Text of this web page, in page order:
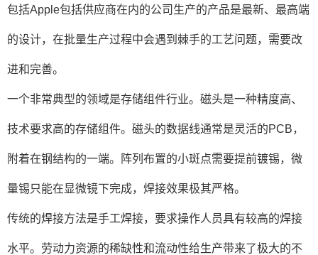
包括Apple包括供应商在内的公司生产的产品是最新、最高端
的设计，在批量生产过程中会遇到棘手的工艺问题，需要改
进和完善。
一个非常典型的领域是存储组件行业。磁头是一种精度高、
技术要求高的存储组件。磁头的数据线通常是灵活的PCB，
附着在钢结构的一端。阵列布置的小斑点需要提前镀锡，微
量锡只能在显微镜下完成，焊接效果极其严格。
传统的焊接方法是手工焊接，要求操作人员具有较高的焊接
水平。劳动力资源的稀缺性和流动性给生产带来了极大的不